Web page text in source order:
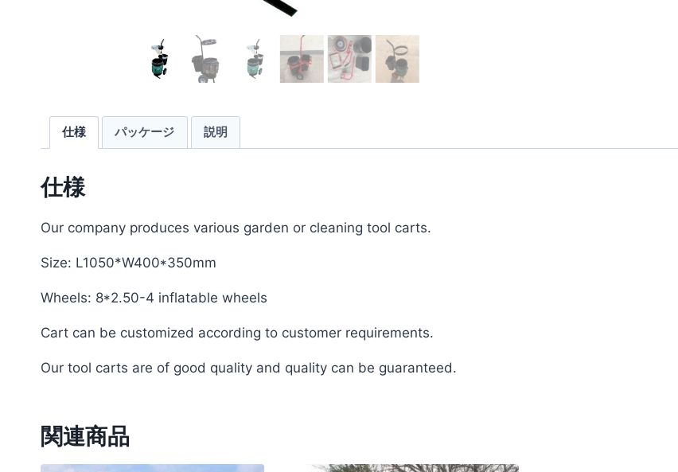
仕様 パッケージ 説明
仕様
Our company produces various garden or cleaning tool carts.
Size: L1050*W400*350mm
Wheels: 8*2.50-4 inflatable wheels
Cart can be customized according to customer requirements.
Our tool carts are of good quality and quality can be guaranteed.
関連商品